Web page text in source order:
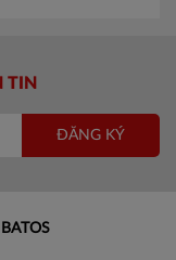
TIN
ĐĂNG KÝ